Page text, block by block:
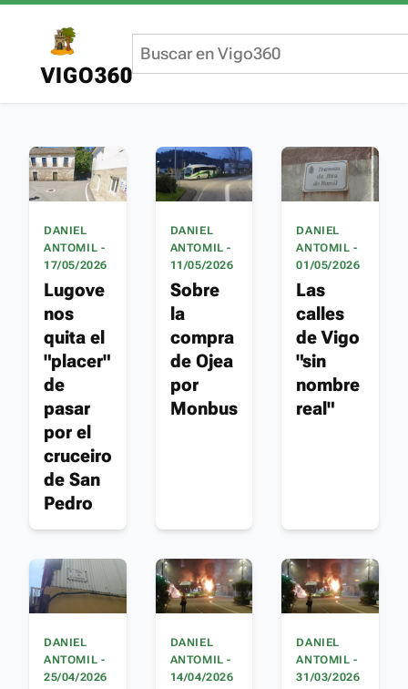
VIGO360
DANIEL
ANTOMIL -
17/05/2026
Lugove
nos
quita el
"placer"
de
pasar
por el
cruceiro
de San
Pedro
DANIEL
ANTOMIL -
11/05/2026
Sobre
la
compra
de Ojea
por
Monbus
DANIEL
ANTOMIL -
01/05/2026
Las
calles
de Vigo
"sin
nombre
real"
DANIEL
ANTOMIL -
25/04/2026
DANIEL
ANTOMIL -
14/04/2026
DANIEL
ANTOMIL -
31/03/2026